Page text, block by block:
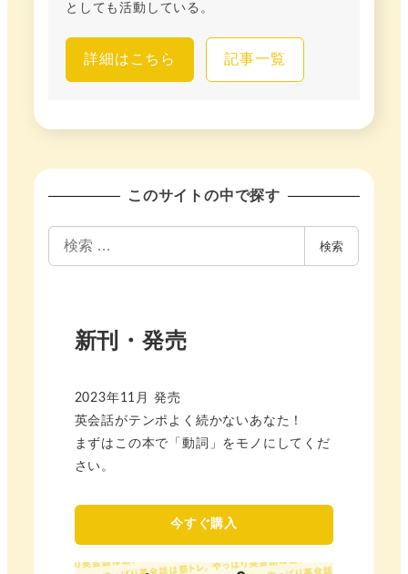
としても活動している。
詳細はこちら 記事一覧
このサイトの中で探す
検索
新刊・発売
2023年11月 発売
英会話がテンポよく続かないあなた！
まずはこの本で「動詞」をモノにしてくだ
さい。
今すぐ購入